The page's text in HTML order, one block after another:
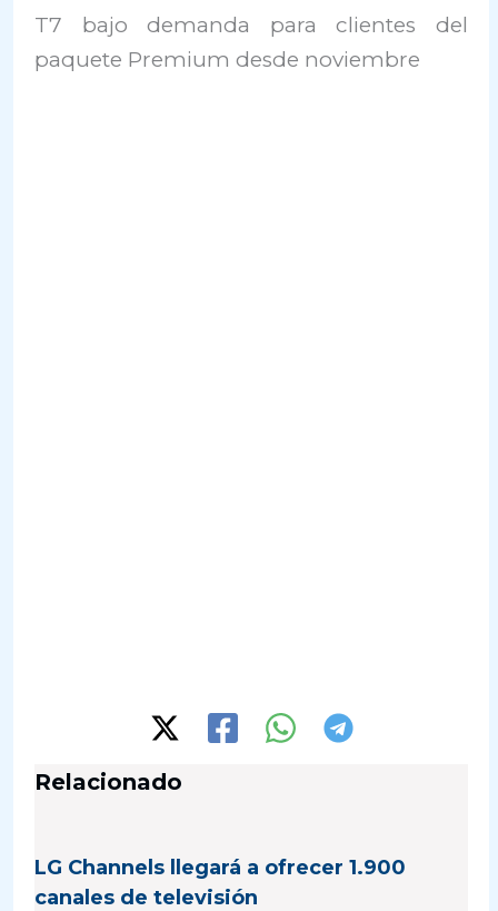
T7 bajo demanda para clientes del
paquete Premium desde noviembre
Relacionado
LG Channels llegará a ofrecer 1.900
canales de televisión